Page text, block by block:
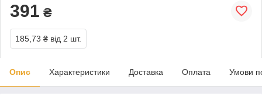
391 ₴
185,73 ₴ від 2 шт.
Опис Характеристики Доставка Оплата Умови